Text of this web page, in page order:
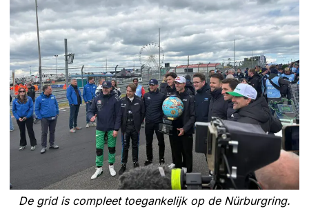
De grid is compleet toegankelijk op de Nürburgring.